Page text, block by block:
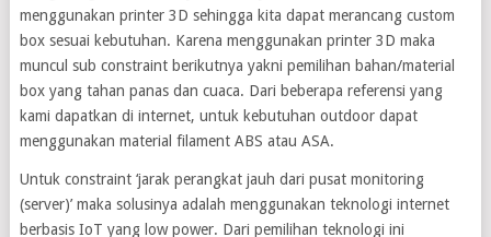
menggunakan printer 3D sehingga kita dapat merancang custom
box sesuai kebutuhan. Karena menggunakan printer 3D maka
muncul sub constraint berikutnya yakni pemilihan bahan/material
box yang tahan panas dan cuaca. Dari beberapa referensi yang
kami dapatkan di internet, untuk kebutuhan outdoor dapat
menggunakan material filament ABS atau ASA.
Untuk constraint ‘jarak perangkat jauh dari pusat monitoring
(server)’ maka solusinya adalah menggunakan teknologi internet
berbasis IoT yang low power. Dari pemilihan teknologi ini